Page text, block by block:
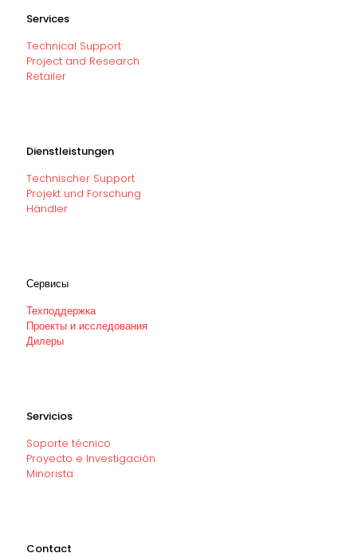
Services
Technical Support
Project and Research
Retailer
Dienstleistungen
Technischer Support
Projekt und Forschung
Händler
Сервисы
Техподдержка
Проекты и исследования
Дилеры
Servicios
Soporte técnico
Proyecto e Investigación
Minorista
Contact